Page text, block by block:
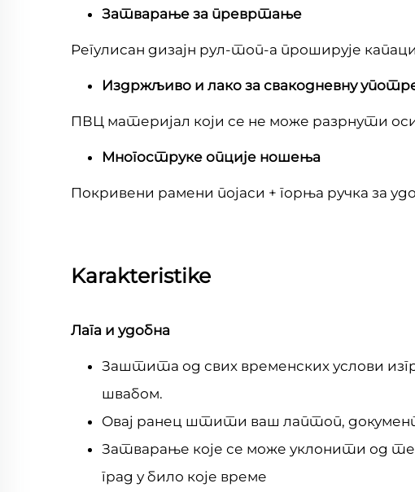
Затварање за превртање
Регулисан дизајн рул-топ-а проширује
Издржљиво и лако за свакодневну
ПВЦ материјал који се не може разрнути
Многоструке опције ношења
Покривени рамени појаси + горња ручка за
Karakteristike
Лага и удобна
Заштита од свих временских услови
швабом.
Овај ранец штити ваш лаптоп,
Затварање које се може уклонити од
град у било које време